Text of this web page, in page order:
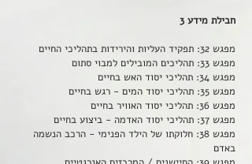
חבילת מידע 3
מפגש 32: תפקיד העליות והירידות בתהליכי החיים
מפגש 33: תהליכים המובילים למבוי סתום
מפגש 34: תהליכי יסוד האש בחיים
מפגש 35: תהליכי יסוד המים - רגש בחיים
מפגש 36: תהליכי יסוד האוויר בחיים
מפגש 37: תהליכי יסוד האדמה - ביצוע בחיים
מפגש 38: חלוקתו של הילד הפנימי - הרכב הנשמה
באדם